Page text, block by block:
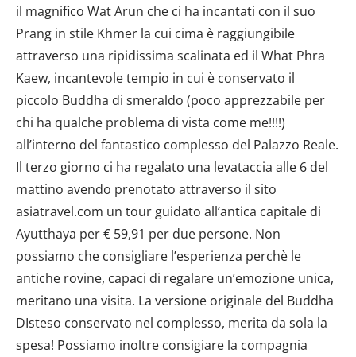
il magnifico Wat Arun che ci ha incantati con il suo
Prang in stile Khmer la cui cima è raggiungibile
attraverso una ripidissima scalinata ed il What Phra
Kaew, incantevole tempio in cui è conservato il
piccolo Buddha di smeraldo (poco apprezzabile per
chi ha qualche problema di vista come me!!!!)
all’interno del fantastico complesso del Palazzo Reale.
Il terzo giorno ci ha regalato una levataccia alle 6 del
mattino avendo prenotato attraverso il sito
asiatravel.com un tour guidato all’antica capitale di
Ayutthaya per € 59,91 per due persone. Non
possiamo che consigliare l’esperienza perchè le
antiche rovine, capaci di regalare un’emozione unica,
meritano una visita. La versione originale del Buddha
DIsteso conservato nel complesso, merita da sola la
spesa! Possiamo inoltre consigiare la compagnia